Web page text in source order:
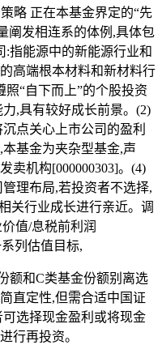
略 正在本基金界定的“先
阐发相连系的体例,具体包
:指能源中的新能源行业和
高端根本材料和新材料行
“自下而上”的个股投资
,具有较好成长前景。(2)
点关心上市公司的盈利
基金为夹杂型基金,声
卖机构[000000303]。(4)
理布局,若投资者不选择,
关行业成长进行亲近。调
值/息税前利润
列估值目标,
和C类基金份额别离选
直定性,但需合适中国证
选择现金盈利或将现金
行再投资。